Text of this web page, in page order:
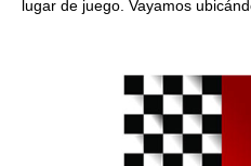
lugar de juego. Vayamos